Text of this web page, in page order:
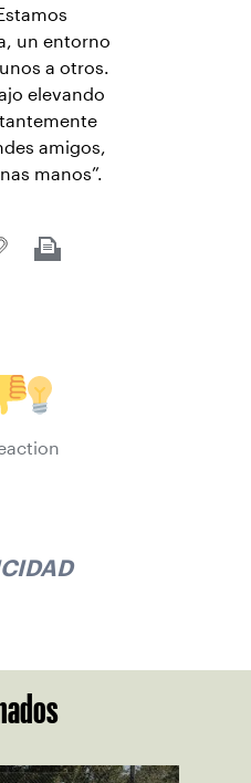
un entorno
a otros.
elevando
amigos,
manos”.